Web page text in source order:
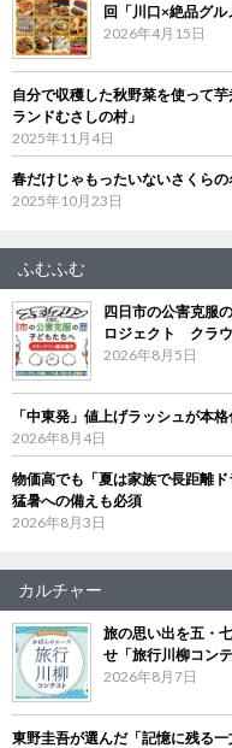
回「川口×絶品グ
2026年4月15日
自分で収穫した秋野菜を使って
ランドむさしの村」
2025年11月4日
春だけじゃもったいないさくら
2025年10月23日
ふむふむ
四日市の公害克服
ロジェクト クラ
2026年8月5日
「中東発」値上げラッシュが本
2026年8月4日
物価高でも「夏は家族で長距離
猛暑への備えも必須
2026年8月3日
カルチャー
旅の思い出を五・
せ「旅行川柳コン
2026年8月7日
東野圭吾が選んだ「記憶に残る